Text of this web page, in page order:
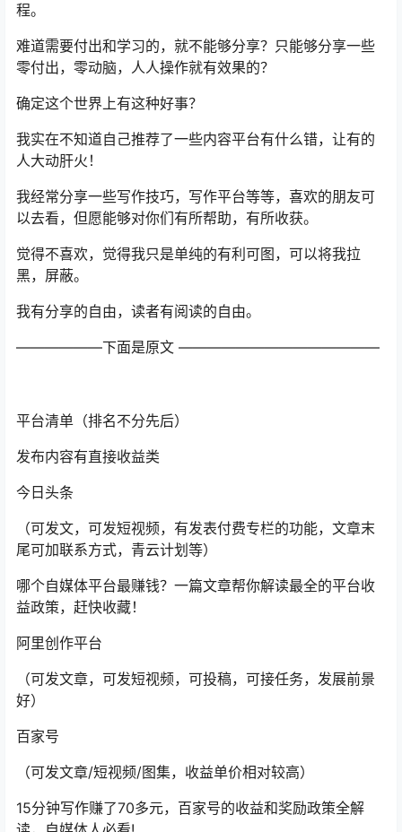
程。
难道需要付出和学习的，就不能够分享？只能够分享一些
零付出，零动脑，人人操作就有效果的？
确定这个世界上有这种好事？
我实在不知道自己推荐了一些内容平台有什么错，让有的
人大动肝火！
我经常分享一些写作技巧，写作平台等等，喜欢的朋友可
以去看，但愿能够对你们有所帮助，有所收获。
觉得不喜欢，觉得我只是单纯的有利可图，可以将我拉
黑，屏蔽。
我有分享的自由，读者有阅读的自由。
——————下面是原文 ——————————————
平台清单（排名不分先后）
发布内容有直接收益类
今日头条
（可发文，可发短视频，有发表付费专栏的功能，文章末
尾可加联系方式，青云计划等）
哪个自媒体平台最赚钱？一篇文章帮你解读最全的平台收
益政策，赶快收藏！
阿里创作平台
（可发文章，可发短视频，可投稿，可接任务，发展前景
好）
百家号
（可发文章/短视频/图集，收益单价相对较高）
15分钟写作赚了70多元，百家号的收益和奖励政策全解